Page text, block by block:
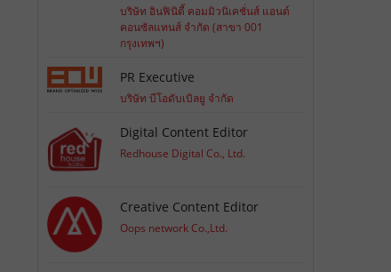
บริษัท อินฟินิตี้ คอมมิวนิเคชั่นส์ แอนด์
คอนซัลแทนส์ จำกัด (สาขา 001
กรุงเทพฯ)
PR Executive
บริษัท บีโอดับเบิลยู จำกัด
Digital Content Editor
Redhouse Digital Co., Ltd.
Creative Content Editor
Oops network Co.,Ltd.